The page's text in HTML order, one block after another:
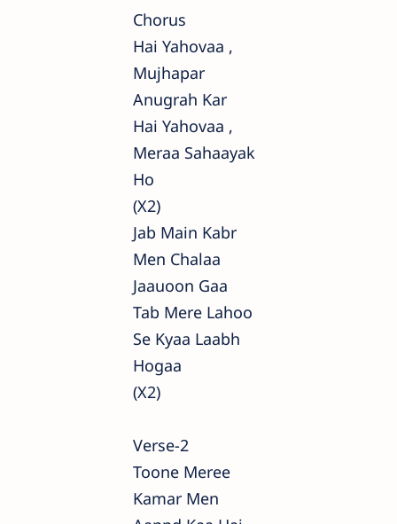
Chorus
Hai Yahovaa ,
Mujhapar
Anugrah Kar
Hai Yahovaa ,
Meraa Sahaayak
Ho
(x2)
Jab Main Kabr
Men Chalaa
Jaauoon Gaa
Tab Mere Lahoo
Se Kyaa Laabh
Hogaa
(x2)
Verse-2
Toone Meree
Kamar Men